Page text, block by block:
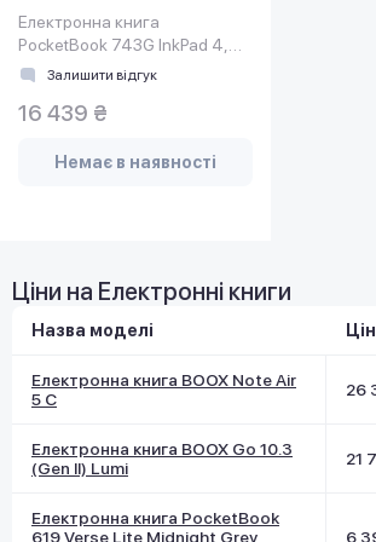
Електронна книга
PocketBook 743G InkPad 4,
Stundust Silver (PB743G-U-
Залишити відгук
16 439 ₴
Немає в наявності
Ціни на Електронні книги
Назва моделі
Електронна книга BOOX Note Air
5 C
26
Електронна книга BOOX Go 10.3
(Gen II) Lumi
21
Електронна книга PocketBook
619 Verse Lite Midnight Grey
6